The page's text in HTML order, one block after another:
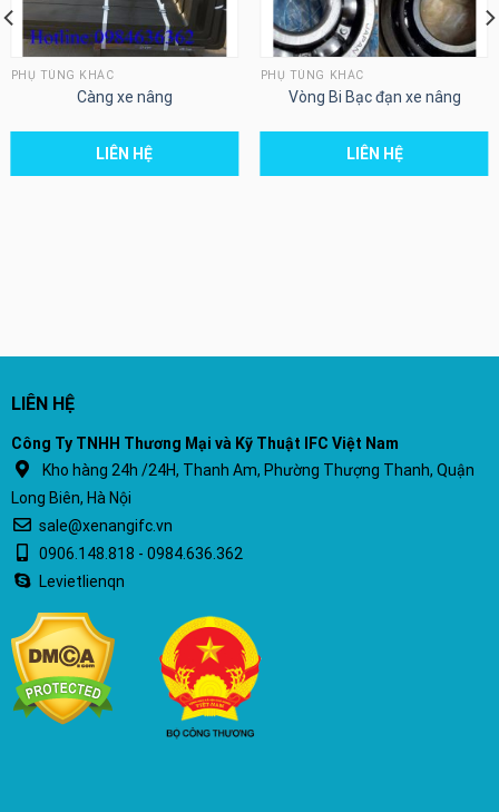
PHỤ TÙNG KHÁC
Càng xe nâng
LIÊN HỆ
PHỤ TÙNG KHÁC
Vòng Bi Bạc đạn xe nâng
LIÊN HỆ
LIÊN HỆ
Công Ty TNHH Thương Mại và Kỹ Thuật IFC Việt Nam
Kho hàng 24h /24H, Thanh Am, Phường Thượng Thanh, Quận
Long Biên, Hà Nội
sale@xenangifc.vn
0906.148.818 - 0984.636.362
Levietlienqn